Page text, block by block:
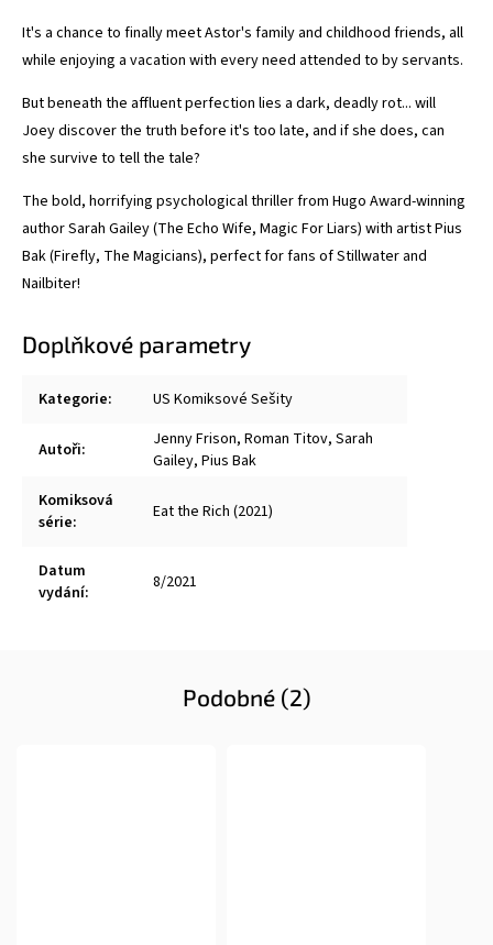
It's a chance to finally meet Astor's family and childhood friends, all
while enjoying a vacation with every need attended to by servants.
But beneath the affluent perfection lies a dark, deadly rot... will
Joey discover the truth before it's too late, and if she does, can
she survive to tell the tale?
The bold, horrifying psychological thriller from Hugo Award-winning
author Sarah Gailey (The Echo Wife, Magic For Liars) with artist Pius
Bak (Firefly, The Magicians), perfect for fans of Stillwater and
Nailbiter!
Doplňkové parametry
Kategorie: US Komiksové Sešity
Autoři: Jenny Frison, Roman Titov, Sarah
Gailey, Pius Bak
Komiksová
série: Eat the Rich (2021)
Datum
vydání: 8/2021
Podobné (2)